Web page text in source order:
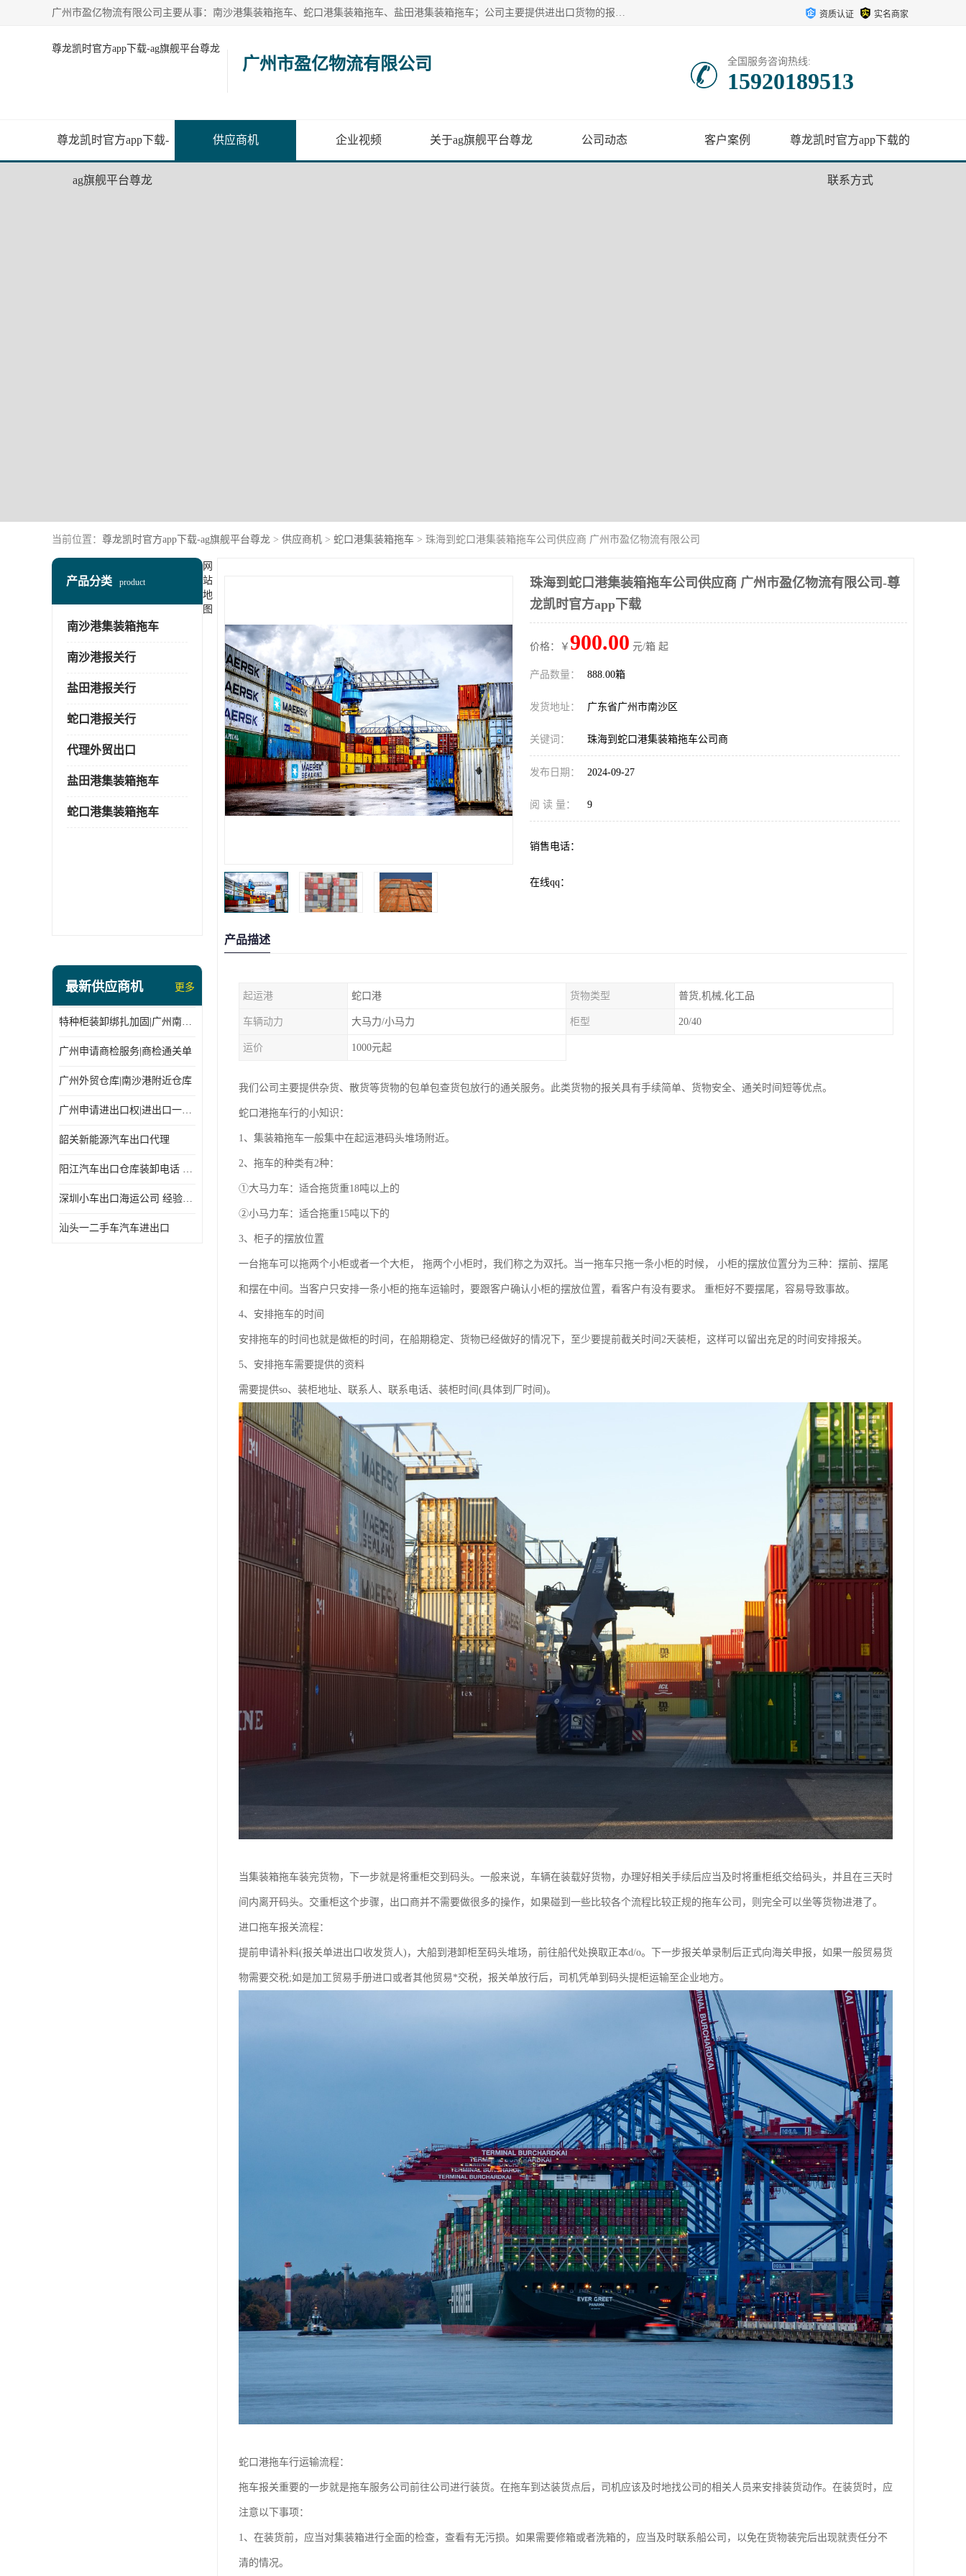
广州市盈亿物流有限公司主要从事：南沙港集装箱拖车、蛇口港集装箱拖车、盐田港集装箱拖车；公司主要提供进出口货物的报关报检、集装箱拖车、特种柜拖车、散货车、仓储搬运、装拆箱配送等港口物流服务。服务区域涵盖全国，起运港口：黄埔港、南沙港、盐田港、蛇口港等码头以及广州白云机场和火车站如南沙港火车站、 大朗、增城西、石龙等货运站。 资质认证 实名商家
尊龙凯时官方app下载-ag旗舰平台尊龙
广州市盈亿物流有限公司 全国服务咨询热线:
15920189513
尊龙凯时官方app下载-
ag旗舰平台尊龙
供应商机 企业视频 关于ag旗舰平台尊龙 公司动态 客户案例 尊龙凯时官方app下载的
联系方式
当前位置： 尊龙凯时官方app下载-ag旗舰平台尊龙 > 供应商机 > 蛇口港集装箱拖车 > 珠海到蛇口港集装箱拖车公司供应商 广州市盈亿物流有限公司
产品分类 product
南沙港集装箱拖车
南沙港报关行
盐田港报关行
蛇口港报关行
代理外贸出口
盐田港集装箱拖车
蛇口港集装箱拖车
最新供应商机 更多
特种柜装卸绑扎加固|广州南沙仓库装卸
广州申请商检服务|商检通关单
广州外贸仓库|南沙港附近仓库
广州申请进出口权|进出口一站式
韶关新能源汽车出口代理
阳江汽车出口仓库装卸电话 经验丰富
深圳小车出口海运公司 经验丰富
汕头一二手车汽车进出口
珠海到蛇口港集装箱拖车公司供应商 广州市盈亿物流有限公司-尊
龙凯时官方app下载
价格：￥ 900.00 元/箱 起
产品数量： 888.00箱
发货地址： 广东省广州市南沙区
关键词： 珠海到蛇口港集装箱拖车公司商
发布日期： 2024-09-27
阅 读 量： 9
销售电话：
在线qq：
产品描述
起运港 蛇口港 货物类型 普货,机械,化工品
车辆动力 大马力/小马力 柜型 20/40
运价 1000元起
我们公司主要提供杂货、散货等货物的包单包查货包放行的通关服务。此类货物的报关具有手续简单、货物安全、通关时间短等优点。
蛇口港拖车行的小知识：
1、集装箱拖车一般集中在起运港码头堆场附近。
2、拖车的种类有2种：
①大马力车：适合拖货重18吨以上的
②小马力车：适合拖重15吨以下的
3、柜子的摆放位置
一台拖车可以拖两个小柜或者一个大柜， 拖两个小柜时，我们称之为双托。当一拖车只拖一条小柜的时候， 小柜的摆放位置分为三种：摆前、摆尾
和摆在中间。当客户只安排一条小柜的拖车运输时，要跟客户确认小柜的摆放位置，看客户有没有要求。 重柜好不要摆尾，容易导致事故。
4、安排拖车的时间
安排拖车的时间也就是做柜的时间，在船期稳定、货物已经做好的情况下，至少要提前截关时间2天装柜，这样可以留出充足的时间安排报关。
5、安排拖车需要提供的资料
需要提供so、装柜地址、联系人、联系电话、装柜时间(具体到厂时间)。
当集装箱拖车装完货物，下一步就是将重柜交到码头。一般来说，车辆在装载好货物，办理好相关手续后应当及时将重柜纸交给码头，并且在三天时
间内离开码头。交重柜这个步骤，出口商并不需要做很多的操作，如果碰到一些比较各个流程比较正规的拖车公司，则完全可以坐等货物进港了。
进口拖车报关流程：
提前申请补料(报关单进出口收发货人)，大船到港卸柜至码头堆场，前往船代处换取正本d/o。下一步报关单录制后正式向海关申报，如果一般贸易货
物需要交税;如是加工贸易手册进口或者其他贸易*交税，报关单放行后，司机凭单到码头提柜运输至企业地方。
蛇口港拖车行运输流程：
拖车报关重要的一步就是拖车服务公司前往公司进行装货。在拖车到达装货点后，司机应该及时地找公司的相关人员来安排装货动作。在装货时，应
注意以下事项：
1、在装货前，应当对集装箱进行全面的检查，查看有无污损。如果需要修箱或者洗箱的，应当及时联系船公司，以免在货物装完后出现就责任分不
清的情况。
网
站
地
图